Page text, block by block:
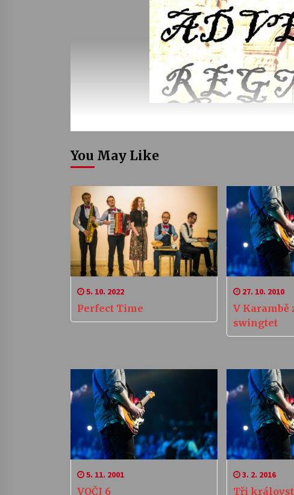
You May Like
5. 10. 2022
Perfect Time
27. 10. 2010
V Karambě
swingtet
5. 11. 2001
VOČI 6
3. 2. 2016
Tři